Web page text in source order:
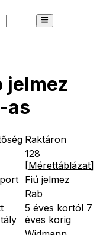
jelmez
as
Raktáron
128
[Mérettáblázat]
Fiú jelmez
Rab
5 éves kortól 7
éves korig